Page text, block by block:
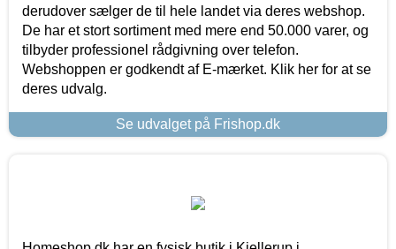
derudover sælger de til hele landet via deres webshop.
De har et stort sortiment med mere end 50.000 varer, og
tilbyder professionel rådgivning over telefon.
Webshoppen er godkendt af E-mærket. Klik her for at se
deres udvalg.
Se udvalget på Frishop.dk